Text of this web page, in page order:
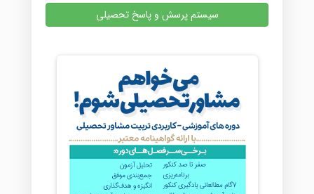
سیستم پرسش و پاسخ تحصیلی